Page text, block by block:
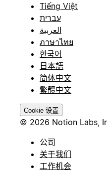
Tiếng Việt
עברית
العربية
ภาษาไทย
한국어
日本語
简体中文
繁體中文
Cookie 设置
© 2026 Notion Labs,
公司
关于我们
工作机会